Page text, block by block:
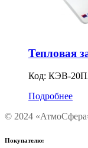
Тепловая
Код: КЭВ-
Подробнее
© 2024
Покупателю: